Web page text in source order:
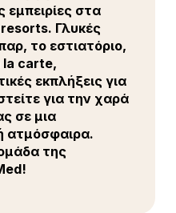
εμπειρίες στα
Γλυκές
το εστιατόριο,
la carte,
εκπλήξεις για
για την χαρά
σε μια
ατμόσφαιρα.
της